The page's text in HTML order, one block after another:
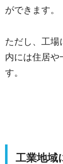
ができます。
ただし、工場
内には住居や
す。
工業地域